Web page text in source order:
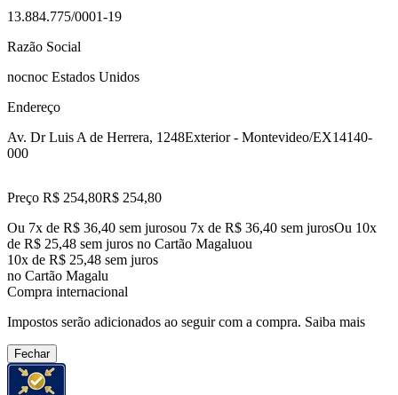
13.884.775/0001-19
Razão Social
nocnoc Estados Unidos
Endereço
Av. Dr Luis A de Herrera, 1248Exterior - Montevideo/EX14140-
000
Preço R$ 254,80R$ 254,80
Ou 7x de R$ 36,40 sem jurosou 7x de R$ 36,40 sem jurosOu 10x
de R$ 25,48 sem juros no Cartão Magaluou
10x de R$ 25,48 sem juros
no Cartão Magalu
Compra internacional
Impostos serão adicionados ao seguir com a compra. Saiba mais
Fechar